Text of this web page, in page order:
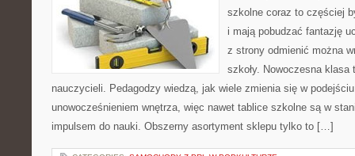
szkolne coraz to częściej
i mają pobudzać fantazję
z strony odmienić można
szkoły. Nowoczesna klasa
nauczycieli. Pedagodzy wiedzą, jak wiele zmienia się w
unowocześnieniem wnętrza, więc nawet tablice szkolne są w
impulsem do nauki. Obszerny asortyment sklepu tylko to […]